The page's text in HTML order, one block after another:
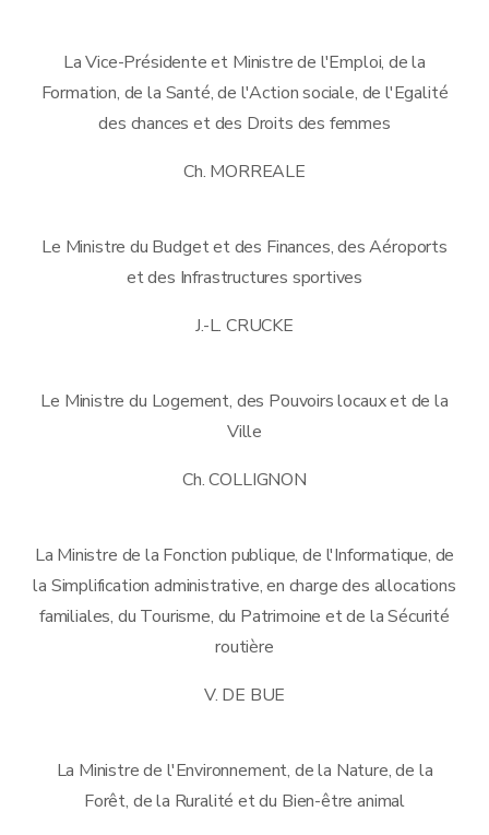
La Vice-Présidente et Ministre de l'Emploi, de la
Formation, de la Santé, de l'Action sociale, de l'Egalité
des chances et des Droits des femmes
Ch. MORREALE
Le Ministre du Budget et des Finances, des Aéroports
et des Infrastructures sportives
J.-L. CRUCKE
Le Ministre du Logement, des Pouvoirs locaux et de la
Ville
Ch. COLLIGNON
La Ministre de la Fonction publique, de l'Informatique, de
la Simplification administrative, en charge des allocations
familiales, du Tourisme, du Patrimoine et de la Sécurité
routière
V. DE BUE
La Ministre de l'Environnement, de la Nature, de la
Forêt, de la Ruralité et du Bien-être animal